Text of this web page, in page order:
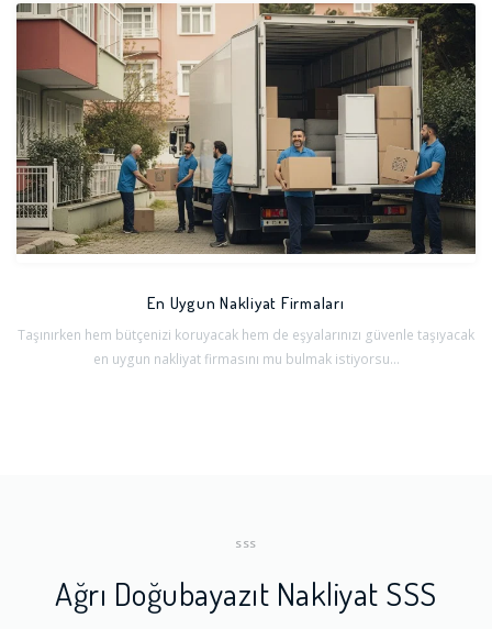
En Uygun Nakliyat Firmaları
Taşınırken hem bütçenizi koruyacak hem de eşyalarınızı güvenle taşıyacak
en uygun nakliyat firmasını mu bulmak istiyorsu...
SSS
Ağrı Doğubayazıt Nakliyat SSS